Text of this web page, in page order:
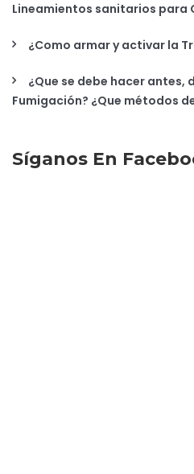
Lineamientos sanitarios para
¿Como armar y activar la
¿Que se debe hacer antes,
Fumigación? ¿Que métodos
Síganos En